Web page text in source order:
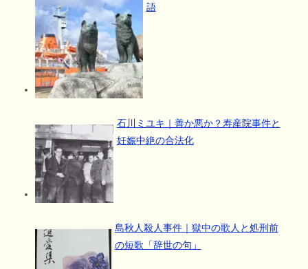
語
石川ミユキ｜善か悪か？寿産院事件と
妊娠中絶の合法化
島秋人殺人事件｜獄中の歌人と処刑前
の短歌「辞世の句」